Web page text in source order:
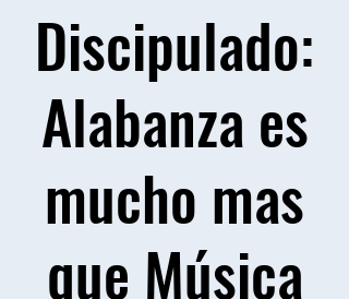
Discipulado:
Alabanza es
mucho mas
que Música